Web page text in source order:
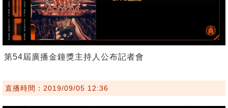
第54屆廣播金鐘獎主持人公布記者會
直播時間：2019/09/05 12:36